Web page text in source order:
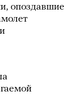
опоздавшие